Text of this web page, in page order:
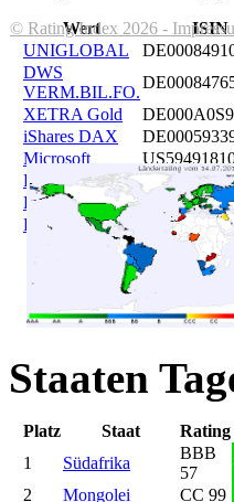
© Rating Index 2026 -
Wert ISIN
UNIGLOBAL
DWS
VERM.BIL.FO.
XETRA Gold
iShares DAX
Microsoft
DAIMLER
Brent Oil
Bitcoin
BITCOIN
Staaten
Platz Staat Rating
1
Südafrika
BBB
57
2
Mongolei CC 99